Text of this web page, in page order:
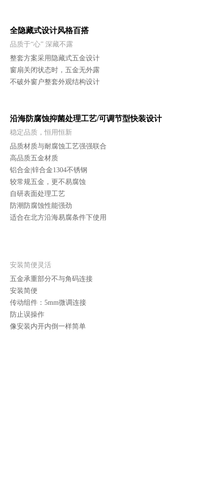
全隐藏式设计风格百搭
品质于“心” 深藏不露
整套方案采用隐藏式五金设计
窗扇关闭状态时，五金无外露
不破外窗户整套外观结构设计
沿海防腐蚀抑菌处理工艺/可调节型快装设计
稳定品质，恒用恒新
品质材质与耐腐蚀工艺强强联合
高品质五金材质
铝合金|锌合金1304不锈钢
较常规五金，更不易腐蚀
自研表面处理工艺
防潮防腐蚀性能强劲
适合在北方沿海易腐条件下使用
安装简便灵活
五金承重部分不与角码连接
安装简便
传动组件：5mm微调连接
防止误操作
像安装内开内倒一样简单